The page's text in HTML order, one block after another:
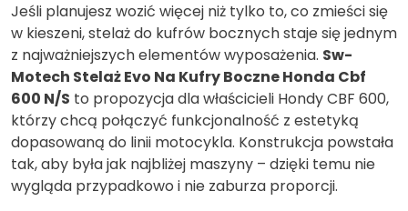
Jeśli planujesz wozić więcej niż tylko to, co zmieści się
w kieszeni, stelaż do kufrów bocznych staje się jednym
z najważniejszych elementów wyposażenia. Sw-
Motech Stelaż Evo Na Kufry Boczne Honda Cbf
600 N/S to propozycja dla właścicieli Hondy CBF 600,
którzy chcą połączyć funkcjonalność z estetyką
dopasowaną do linii motocykla. Konstrukcja powstała
tak, aby była jak najbliżej maszyny – dzięki temu nie
wygląda przypadkowo i nie zaburza proporcji.